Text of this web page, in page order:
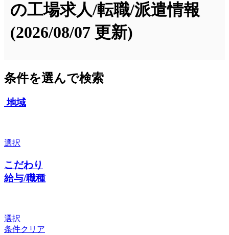
の工場求人/転職/派遣情報
(2026/08/07 更新)
条件を選んで検索
地域
選択
こだわり
給与/職種
選択
条件クリア